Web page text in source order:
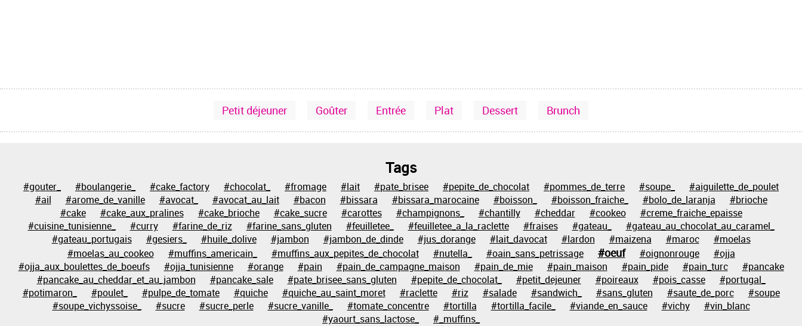
Petit déjeuner Goûter Entrée Plat Dessert Brunch
Tags
#gouter_ #boulangerie_ #cake_factory #chocolat_ #fromage #lait #pate_brisee #pepite_de_chocolat #pommes_de_terre #soupe_
#aiguilette_de_poulet
#ail
#arome_de_vanille #avocat_ #avocat_au_lait #bacon #bissara #bissara_marocaine #boisson_ #boisson_fraiche_ #bolo_de_laranja
#brioche
#cake
#cake_aux_pralines #cake_brioche #cake_sucre #carottes #champignons_ #chantilly #cheddar #cookeo
#creme_fraiche_epaisse
#cuisine_tunisienne_
#curry #farine_de_riz #farine_sans_gluten #feuilletee_ #feuilletee_a_la_raclette #fraises #gateau_
#gateau_au_chocolat_au_caramel_
#gateau_portugais
#gesiers_ #huile_dolive #jambon #jambon_de_dinde #jus_dorange #lait_davocat #lardon #maizena #maroc
#moelas
#moelas_au_cookeo
#muffins_americain_ #muffins_aux_pepites_de_chocolat #nutella_ #oain_sans_petrissage #oeuf #oignonrouge
#ojja
#ojja_aux_boulettes_de_boeufs
#ojja_tunisienne #orange #pain #pain_de_campagne_maison #pain_de_mie #pain_maison #pain_pide #pain_turc
#pancake
#pancake_au_cheddar_et_au_jambon
#pancake_sale #pate_brisee_sans_gluten #pepite_de_chocolat_ #petit_dejeuner #poireaux #pois_casse
#portugal_
#potimaron_
#poulet_ #pulpe_de_tomate #quiche #quiche_au_saint_moret #raclette #riz #salade #sandwich_ #sans_gluten #saute_de_porc
#soupe
#soupe_vichyssoise_
#sucre #sucre_perle #sucre_vanille_ #tomate_concentre #tortilla #tortilla_facile_ #viande_en_sauce #vichy
#vin_blanc
#yaourt_sans_lactose_
#_muffins_